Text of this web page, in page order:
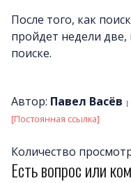
После того, как
пройдет недели две,
поиске.
Автор: Павел Васёв
[Постоянная ссылка]
Количество
Есть вопрос или